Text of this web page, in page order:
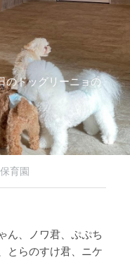
のドッグリーニョの
育園
ん、ノワ君、ぷぷち
とらのすけ君、ニケ